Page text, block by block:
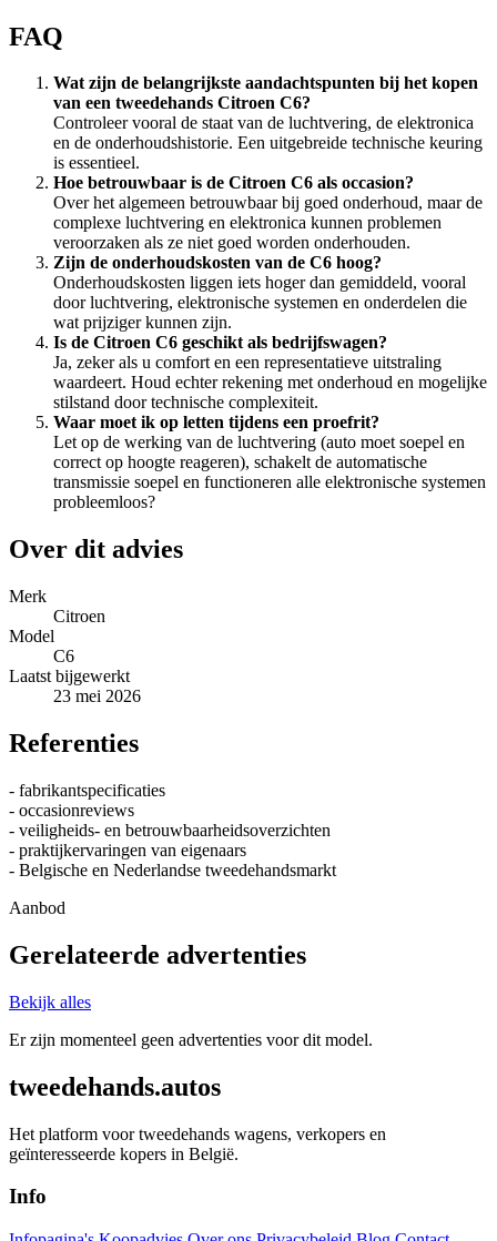
FAQ
Wat zijn de belangrijkste aandachtspunten bij het kopen
van een tweedehands Citroen C6?
Controleer vooral de staat van de luchtvering, de elektronica
en de onderhoudshistorie. Een uitgebreide technische keuring
is essentieel.
Hoe betrouwbaar is de Citroen C6 als occasion?
Over het algemeen betrouwbaar bij goed onderhoud, maar de
complexe luchtvering en elektronica kunnen problemen
veroorzaken als ze niet goed worden onderhouden.
Zijn de onderhoudskosten van de C6 hoog?
Onderhoudskosten liggen iets hoger dan gemiddeld, vooral
door luchtvering, elektronische systemen en onderdelen die
wat prijziger kunnen zijn.
Is de Citroen C6 geschikt als bedrijfswagen?
Ja, zeker als u comfort en een representatieve uitstraling
waardeert. Houd echter rekening met onderhoud en mogelijke
stilstand door technische complexiteit.
Waar moet ik op letten tijdens een proefrit?
Let op de werking van de luchtvering (auto moet soepel en
correct op hoogte reageren), schakelt de automatische
transmissie soepel en functioneren alle elektronische systemen
probleemloos?
Over dit advies
Merk
Citroen
Model
C6
Laatst bijgewerkt
23 mei 2026
Referenties
- fabrikantspecificaties
- occasionreviews
- veiligheids- en betrouwbaarheidsoverzichten
- praktijkervaringen van eigenaars
- Belgische en Nederlandse tweedehandsmarkt
Aanbod
Gerelateerde advertenties
Bekijk alles
Er zijn momenteel geen advertenties voor dit model.
tweedehands.autos
Het platform voor tweedehands wagens, verkopers en
geïnteresseerde kopers in België.
Info